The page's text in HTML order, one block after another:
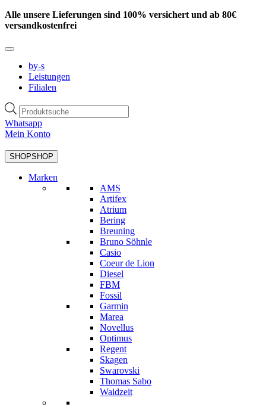
Zum
Inhalt
Alle unsere Lieferungen sind 100% versichert und ab 80€
versandkostenfrei
by-s
Leistungen
Filialen
Products
search
Whatsapp
Mein Konto
SHOPSHOP
Marken
AMS
Artifex
Atrium
Bering
Breuning
Bruno Söhnle
Casio
Coeur de Lion
Diesel
FBM
Fossil
Garmin
Marea
Novellus
Optimus
Regent
Skagen
Swarovski
Thomas Sabo
Waidzeit